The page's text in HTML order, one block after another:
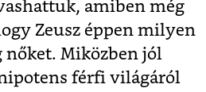
amiben még
Zeusz éppen milyen
nőket. Miközben jól
férfi világáról